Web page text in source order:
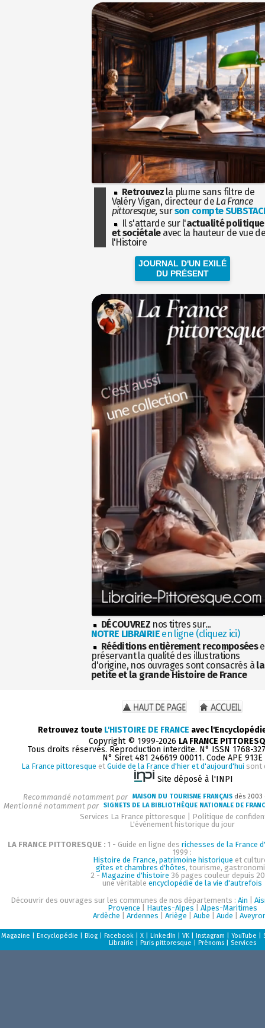
Retrouvez la plume sans filtre de
Valéry Vigan, directeur de La France
pittoresque, surson compte
Il s'attarde sur l'actualité politique
et sociétaleavec la hauteur de vue
l'Histoire
JOURNAL D'UN EXILÉ
DU PRÉSENT
DÉCOUVREZ nos titres sur...
NOTRE LIBRAIRIEen ligne (cliquez ici)
Rééditions entièrement recomposées
préservant la qualité des illustrations
d'origine, nos ouvrages sont consacrés à la
petite et la grande Histoire de France
Retrouvez toute L'HISTOIRE DE FRANCE avec
Copyright © 1999-2026 LA FRANCE
Tous droits réservés. Reproduction interdite. N° ISSN 1768-
N° Siret 481 246619 00011. Code APE 913E
La France pittoresque et Guide de la France d'hier et d'aujourd'hui sont
Site déposé à l'INPI
Recommandé notamment par MAISON DU TOURISME FRANÇAIS dès
Mentionné notamment par SIGNETS DE LA BIBLIOTHÈQUE NATIONALE DE
Services La France pittoresque
Politique de
L'événement historique du jour
LA FRANCE PITTORESQUE : 1 - Guide en ligne des richesses de la France
1999 :
Histoire de France, patrimoine historique et
gîtes et chambres d'hôtes, tourisme,
2 - Magazine d'histoire 36 pages couleur depuis
une véritable encyclopédie de la vie d'autrefois
Découvrir des ouvrages sur les communes de nos départements : Ain
Provence
Hautes-Alpes
Alpes-Maritimes
Ardèche
Ardennes Ariège Aube Aude
Magazine Encyclopédie Blog| Facebook| X| LinkedIn VK| Instagram YouTube
Librairie
Paris pittoresque Prénoms| Services